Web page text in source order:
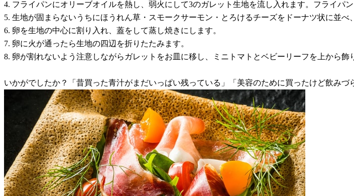
4. フライパンにオリーブオイルを熱し、弱火にして3のガレット生地を流し入れます。フライパ
5. 生地が固まらないうちにほうれん草・スモークサーモン・とろけるチーズをドーナツ状に並べ
6. 卵を生地の中心に割り入れ、蓋をして蒸し焼きにします。
7. 卵に火が通ったら生地の四辺を折りたたみます。
8. 卵が割れないよう注意しながらガレットをお皿に移し、ミニトマトとベビーリーフを上から
いかがでしたか？「昔買った青汁がまだいっぱい残っている」「美容のために買ったけど飲み